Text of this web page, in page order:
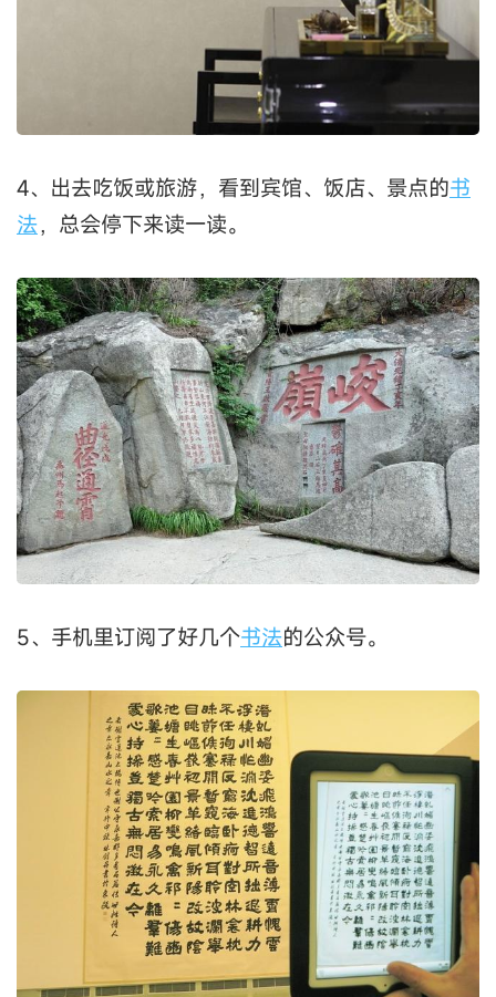
4、出去吃饭或旅游，看到宾馆、饭店、景点的书
法，总会停下来读一读。
5、手机里订阅了好几个书法的公众号。